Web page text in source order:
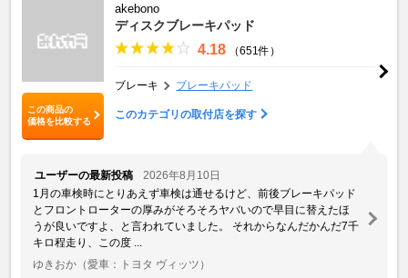
この商品の
価格を比較する
akebono
ディスクブレーキパッド
4.18 （651件）
ブレーキ ブレーキパッド
このカテゴリの取付店を探す
ユーザーの最新投稿
2026年8月10日
1月の車検時にとりあえず車検は通せるけど、前後ブレーキパッド
とフロントローターの厚みがそろそろヤバいので早目に替えたほ
うが良いですよ、と言われていました。 それからなんだかんだ7千
キロ程走り、この度 ...
ゆきおか （愛車：トヨタ ヴィッツ）